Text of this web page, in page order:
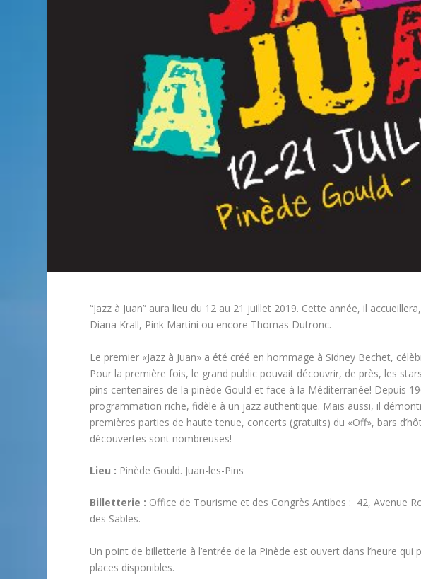
“Jazz à Juan” aura lieu du 12 au 21 juillet 2019. Cette année, il
Diana Krall, Pink Martini ou encore Thomas Dutronc.
Le premier «Jazz à Juan» a été créé en hommage à Sidney Bechet,
Pour la première fois, le grand public pouvait découvrir, de près, les
pins centenaires de la pinède Gould et face à la Méditerranée! Depuis
programmation riche, fidèle à un jazz authentique. Mais aussi, il
premières parties de haute tenue, concerts (gratuits) du «Off», bars
découvertes sont nombreuses!
Lieu : Pinède Gould. Juan-les-Pins
Billetterie : Office de Tourisme et des Congrès Antibes : 42, Avenue
des Sables.
Un point de billetterie à l’entrée de la Pinède est ouvert dans l’heure
places disponibles.